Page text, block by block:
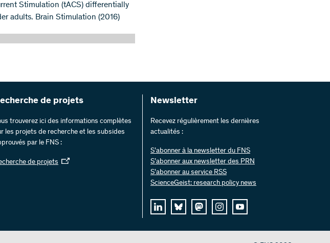
Stimulation (tACS) differentially
adults. Brain Stimulation (2016)
de projets
trouverez ici des informations complètes
les projets de recherche et les subsides
par le FNS :
de projets
Newsletter
Recevez régulièrement les dernières
actualités :
S’abonner à la newsletter du FNS
S’abonner aux newsletter des PRN
S'abonner au service RSS
ScienceGeist: research policy news